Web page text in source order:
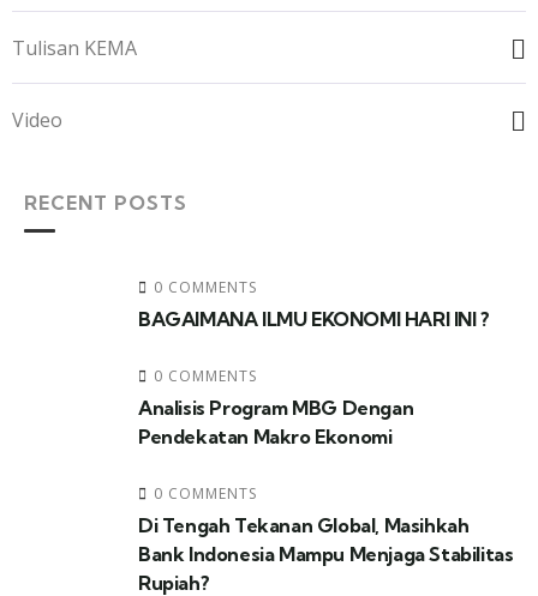
Tulisan KEMA
Video
RECENT POSTS
0 COMMENTS
BAGAIMANA ILMU EKONOMI HARI INI ?
0 COMMENTS
Analisis Program MBG Dengan
Pendekatan Makro Ekonomi
0 COMMENTS
Di Tengah Tekanan Global, Masihkah
Bank Indonesia Mampu Menjaga Stabilitas
Rupiah?